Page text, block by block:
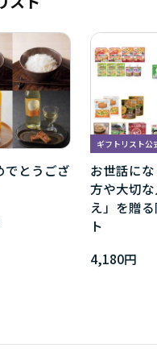
でとうござ
ギフトリスト公
お世話に
方や大切
え」を贈
ト
4,180円